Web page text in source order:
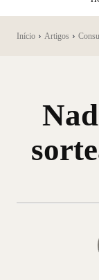
Início Artigos